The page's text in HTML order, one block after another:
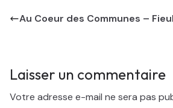
Au Coeur des Communes –
Laisser un commentaire
Votre adresse e-mail ne sera pas